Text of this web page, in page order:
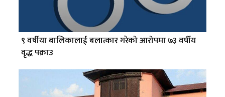
९ वर्षीया बालिकालाई बलात्कार गरेको आरोपमा ७३ वर्षीय
वृद्ध पक्राउ